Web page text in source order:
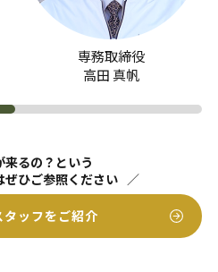
専務取締役
高田 真帆
来るの？という
ぜひご参照ください
ッフをご紹介